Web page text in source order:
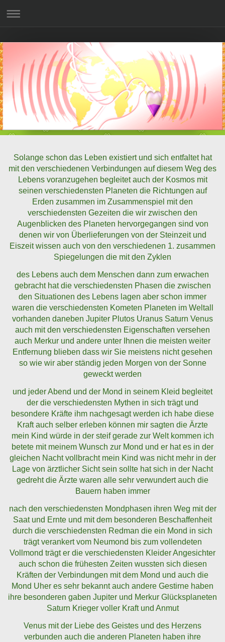
Solange schon das Leben existiert und sich entfaltet hat
mit den verschiedenen Verbindungen auf diesem Weg des
Lebens voranzugehen begleitet auch der Kosmos mit
seinen verschiedensten Planeten die Richtungen auf
Erden zusammen im Zusammenspiel mit den
verschiedensten Gezeiten die wir zwischen den
Augenblicken des Planeten hervorgegangen sind von
denen wir von Überlieferungen von der Steinzeit und
Eiszeit wissen auch von den verschiedenen 1. zusammen
Spiegelungen die mit den Zyklen
des Lebens auch dem Menschen dann zum erwachen
gebracht hat die verschiedensten Phasen die zwischen
den Situationen des Lebens lagen aber schon immer
waren die verschiedensten Kometen Planeten im Weltall
vorhanden daneben Jupiter Plutos Uranus Saturn Venus
auch mit den verschiedensten Eigenschaften versehen
auch Merkur und andere unter Ihnen die meisten weiter
Entfernung blieben dass wir Sie meistens nicht gesehen
so wie wir aber ständig jeden Morgen von der Sonne
geweckt werden
und jeder Abend und der Mond in seinem Kleid begleitet
der die verschiedensten Mythen in sich trägt und
besondere Kräfte ihm nachgesagt werden ich habe diese
Kraft auch selber erleben können mir sagten die Ärzte
mein Kind würde in der steif gerade zur Welt kommen ich
betete mit meinem Wunsch zur Mond und er hat es in der
gleichen Nacht vollbracht mein Kind was nicht mehr in der
Lage von ärztlicher Sicht sein sollte hat sich in der Nacht
gedreht die Ärzte waren alle sehr verwundert auch die
Bauern haben immer
nach den verschiedensten Mondphasen ihren Weg mit der
Saat und Ernte und mit dem besonderen Beschaffenheit
durch die verschiedensten Redman die ein Mond in sich
trägt verankert vom Neumond bis zum vollendeten
Vollmond trägt er die verschiedensten Kleider Angesichter
auch schon die frühesten Zeiten wussten sich diesen
Kräften der Verbindungen mit dem Mond und auch die
Mond Uher es sehr bekannt auch andere Gestirne haben
ihre besonderen gaben Jupiter und Merkur Glücksplaneten
Saturn Krieger voller Kraft und Anmut
Venus mit der Liebe des Geistes und des Herzens
verbunden auch die anderen Planeten haben ihre